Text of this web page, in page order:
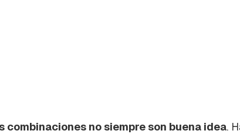
combinaciones no siempre son buena idea.